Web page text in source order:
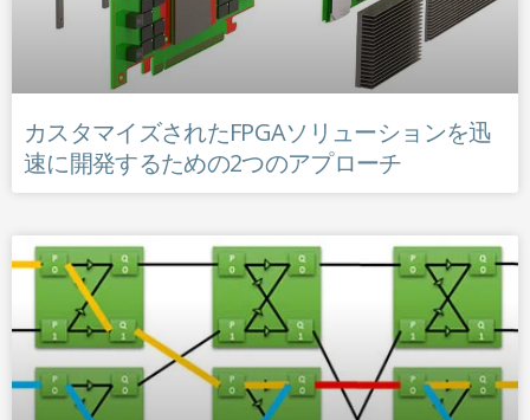
カスタマイズされたFPGAソリューションを迅
速に開発するための2つのアプローチ